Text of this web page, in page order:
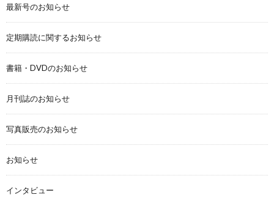
最新号のお知らせ
定期購読に関するお知らせ
書籍・DVDのお知らせ
月刊誌のお知らせ
写真販売のお知らせ
お知らせ
インタビュー